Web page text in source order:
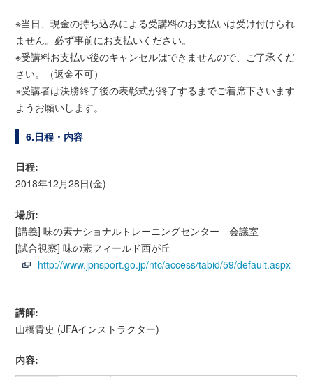
※当日、現金の持ち込みによる受講料のお支払いは受け付けられ
ません。必ず事前にお支払いください。
※受講料お支払い後のキャンセルはできませんので、ご了承くだ
さい。（返金不可）
※受講者は決勝終了後の表彰式が終了するまでご着席下さいます
ようお願いします。
6.日程・内容
日程:
2018年12月28日(金)
場所:
[講義] 味の素ナショナルトレーニングセンター 会議室
[試合視察] 味の素フィールド西が丘
http://www.jpnsport.go.jp/ntc/access/tabid/59/default.aspx
講師:
山橋貴史 (JFAインストラクター)
内容: